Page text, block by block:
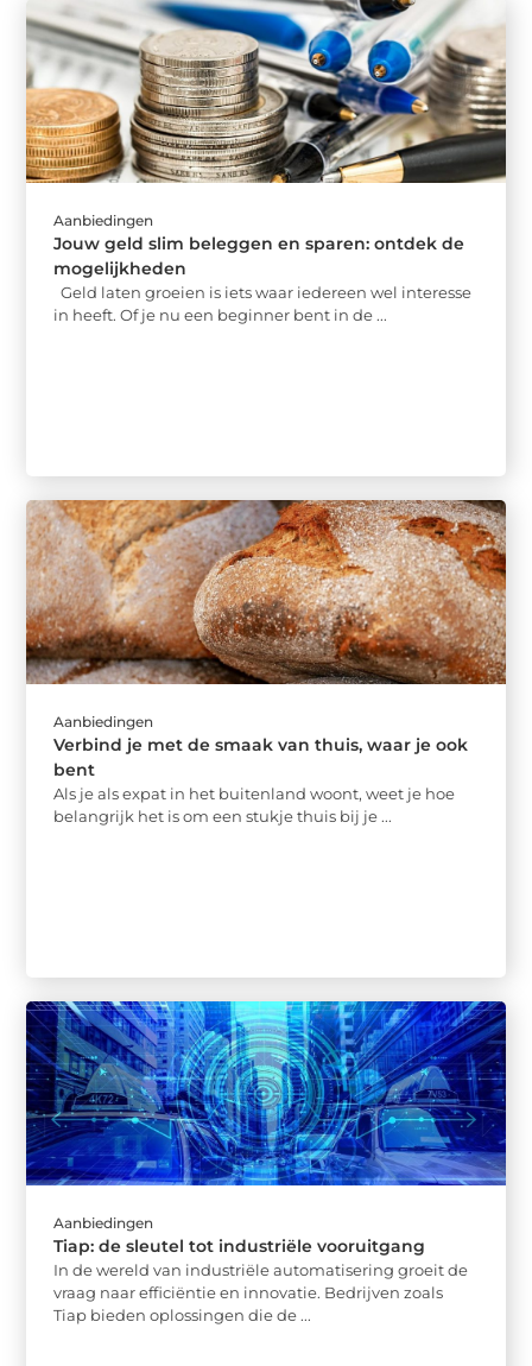
Aanbiedingen
Jouw geld slim beleggen en sparen: ontdek de
mogelijkheden
Geld laten groeien is iets waar iedereen wel interesse
in heeft. Of je nu een beginner bent in de ...
Aanbiedingen
Verbind je met de smaak van thuis, waar je ook
bent
Als je als expat in het buitenland woont, weet je hoe
belangrijk het is om een stukje thuis bij je ...
Aanbiedingen
Tiap: de sleutel tot industriële vooruitgang
In de wereld van industriële automatisering groeit de
vraag naar efficiëntie en innovatie. Bedrijven zoals
Tiap bieden oplossingen die de ...